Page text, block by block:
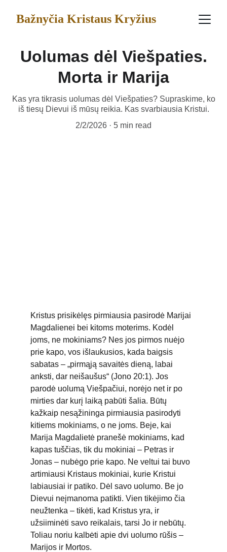
Bažnyčia Kristaus Kryžius
Uolumas dėl Viešpaties.
Morta ir Marija
Kas yra tikrasis uolumas dėl Viešpaties? Supraskime, ko
iš tiesų Dievui iš mūsų reikia. Kas svarbiausia Kristui.
2/2/2026
5 min read
Kristus prisikėlęs pirmiausia pasirodė Marijai
Magdalienei bei kitoms moterims. Kodėl
joms, ne mokiniams? Nes jos pirmos nuėjo
prie kapo, vos išlaukusios, kada baigsis
sabatas – „pirmąją savaitės dieną, labai
anksti, dar neišaušus“ (Jono 20:1). Jos
parodė uolumą Viešpačiui, norėjo net ir po
mirties dar kurį laiką pabūti šalia. Būtų
kažkaip nesąžininga pirmiausia pasirodyti
kitiems mokiniams, o ne joms. Beje, kai
Marija Magdalietė pranešė mokiniams, kad
kapas tuščias, tik du mokiniai – Petras ir
Jonas – nubėgo prie kapo. Ne veltui tai buvo
artimiausi Kristaus mokiniai, kurie Kristui
labiausiai ir patiko. Dėl savo uolumo. Be jo
Dievui neįmanoma patikti. Vien tikėjimo čia
neužtenka – tikėti, kad Kristus yra, ir
užsiiminėti savo reikalais, tarsi Jo ir nebūtų.
Toliau noriu kalbėti apie dvi uolumo rūšis –
Marijos ir Mortos.